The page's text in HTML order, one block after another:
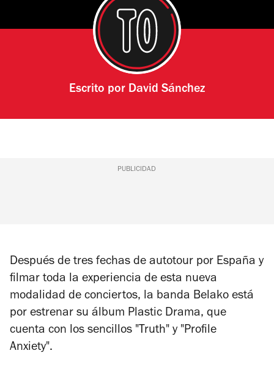
Escrito por David Sánchez
PUBLICIDAD
Después de tres fechas de autotour por España y
filmar toda la experiencia de esta nueva
modalidad de conciertos, la banda Belako está
por estrenar su álbum Plastic Drama, que
cuenta con los sencillos "Truth" y "Profile
Anxiety".